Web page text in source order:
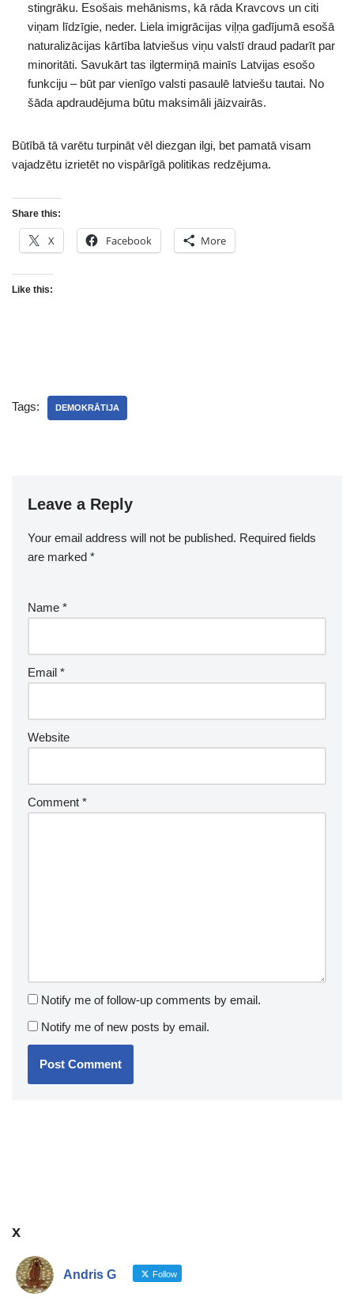
stingrāku. Esošais mehānisms, kā rāda Kravcovs un citi
viņam līdzīgie, neder. Liela imigrācijas viļņa gadījumā esošā
naturalizācijas kārtība latviešus viņu valstī draud padarīt par
minoritāti. Savukārt tas ilgtermiņā mainīs Latvijas esošo
funkciju – būt par vienīgo valsti pasaulē latviešu tautai. No
šāda apdraudējuma būtu maksimāli jāizvairās.
Būtībā tā varētu turpināt vēl diezgan ilgi, bet pamatā visam
vajadzētu izrietēt no vispārīgā politikas redzējuma.
Share this:
X Facebook More
Like this:
Tags: DEMOKRĀTIJA
Leave a Reply
Your email address will not be published. Required fields
are marked *
Name *
Email *
Website
Comment *
Notify me of follow-up comments by email.
Notify me of new posts by email.
x
Andris G Follow